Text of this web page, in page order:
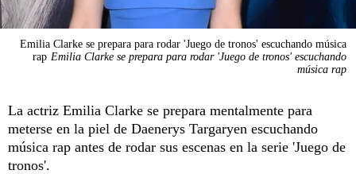
Emilia Clarke se prepara para rodar 'Juego de tronos' escuchando música
rap Emilia Clarke se prepara para rodar 'Juego de tronos' escuchando
música rap
La actriz Emilia Clarke se prepara mentalmente para
meterse en la piel de Daenerys Targaryen escuchando
música rap antes de rodar sus escenas en la serie 'Juego de
tronos'.